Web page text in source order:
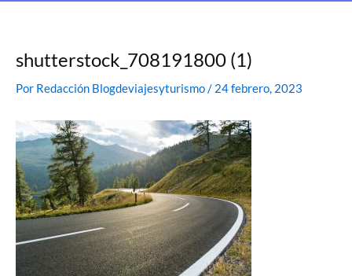
shutterstock_708191800 (1)
Por Redacción Blogdeviajesyturismo/ 24 febrero, 2023